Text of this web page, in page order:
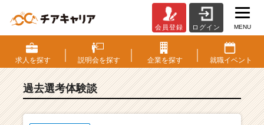
S・
選
考
験
会員登録 ログイン MENU
求人を探す 説明会を探す 企業を探す 就職イベント
過去選考体験談